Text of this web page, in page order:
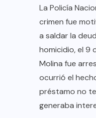
La Policía
crimen fue
a saldar la
homicidio, el 9
Molina fue
ocurrió el
préstamo no
generaba